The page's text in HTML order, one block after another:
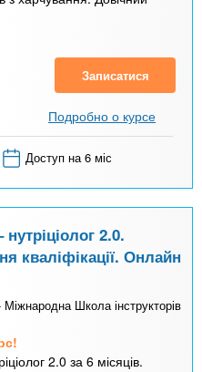
Записатися
Подробно о курсе
Доступ на 6 міс
нутріціолог 2.0.
кваліфікації. Онлайн
Школа інструкторів
2.0 за 6 місяців.